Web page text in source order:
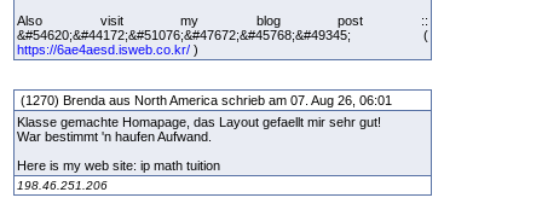
Also visit my blog post ::
&#54620;&#44172;&#51076;&#47672;&#45768;&#49345; (
https://6ae4aesd.isweb.co.kr/ )
(1270) Brenda aus North America schrieb am 07. Aug 26, 06:01
Klasse gemachte Homapage, das Layout gefaellt mir sehr gut!
War bestimmt 'n haufen Aufwand.
Here is my web site: ip math tuition
198.46.251.206